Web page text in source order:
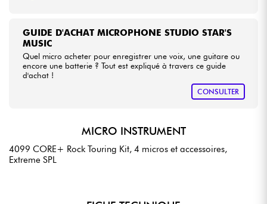
GUIDE D'ACHAT MICROPHONE STUDIO STAR'S
MUSIC
Quel micro acheter pour enregistrer une voix, une guitare ou
encore une batterie ? Tout est expliqué à travers ce guide
d'achat !
CONSULTER
MICRO INSTRUMENT
4099 CORE+ Rock Touring Kit, 4 micros et accessoires,
Extreme SPL